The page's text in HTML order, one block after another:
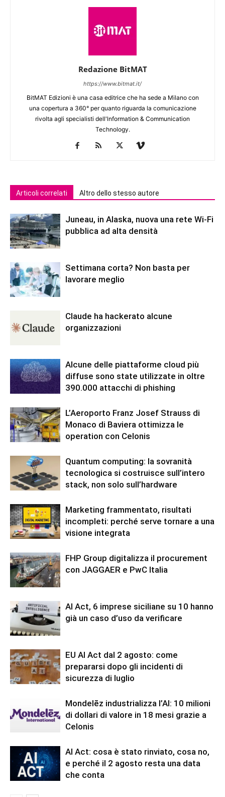
Redazione BitMAT
https://www.bitmat.it/
BitMAT Edizioni è una casa editrice che ha sede a Milano con
una copertura a 360° per quanto riguarda la comunicazione
rivolta agli specialisti dell'lnformation & Communication
Technology.
Articoli correlati Altro dello stesso autore
Juneau, in Alaska, nuova una rete Wi-Fi
pubblica ad alta densità
Settimana corta? Non basta per
lavorare meglio
Claude ha hackerato alcune
organizzazioni
Alcune delle piattaforme cloud più
diffuse sono state utilizzate in oltre
390.000 attacchi di phishing
L’Aeroporto Franz Josef Strauss di
Monaco di Baviera ottimizza le
operation con Celonis
Quantum computing: la sovranità
tecnologica si costruisce sull’intero
stack, non solo sull’hardware
Marketing frammentato, risultati
incompleti: perché serve tornare a una
visione integrata
FHP Group digitalizza il procurement
con JAGGAER e PwC Italia
AI Act, 6 imprese siciliane su 10 hanno
già un caso d’uso da verificare
EU AI Act dal 2 agosto: come
prepararsi dopo gli incidenti di
sicurezza di luglio
Mondelēz industrializza l’AI: 10 milioni
di dollari di valore in 18 mesi grazie a
Celonis
AI Act: cosa è stato rinviato, cosa no,
e perché il 2 agosto resta una data
che conta